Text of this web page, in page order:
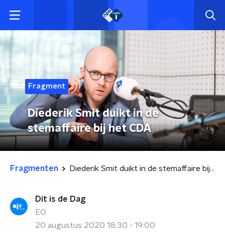
Fragment
Diederik Smit duikt in de
stemaffaire bij het CDA
Fragmenten Diederik Smit duikt in de stemaffaire bij het CDA
Dit is de Dag
EO
20 augustus 2020 18:30 - 19:00